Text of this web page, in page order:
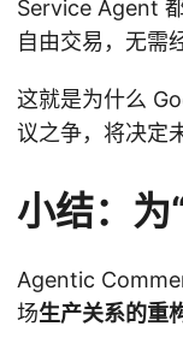
Service Agent
自由交易，无需
这就是为什么
议之争，将决定
小结：为
Agentic
场生产关系的重